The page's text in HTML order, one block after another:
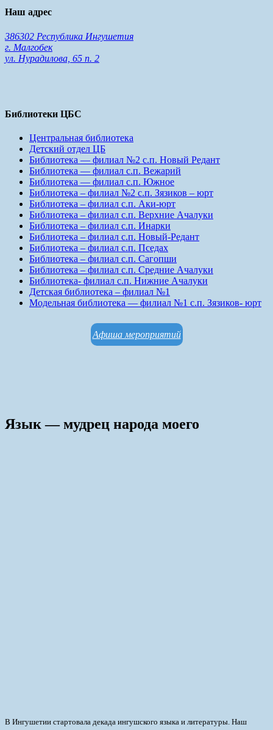
Наш адрес
386302 Республика Ингушетия
г. Малгобек
ул. Нурадилова, 65 п. 2
Библиотеки ЦБС
Центральная библиотека
Детский отдел ЦБ
Библиотека — филиал №2 с.п. Новый Редант
Библиотека — филиал с.п. Вежарий
Библиотека — филиал с.п. Южное
Библиотека – филиал №2 с.п. Зязиков – юрт
Библиотека – филиал с.п. Аки-юрт
Библиотека – филиал с.п. Верхние Ачалуки
Библиотека – филиал с.п. Инарки
Библиотека – филиал с.п. Новый-Редант
Библиотека – филиал с.п. Пседах
Библиотека – филиал с.п. Сагопши
Библиотека – филиал с.п. Средние Ачалуки
Библиотека- филиал с.п. Нижние Ачалуки
Детская библиотека – филиал №1
Модельная библиотека — филиал №1 с.п. Зязиков- юрт
Афиша мероприятий
Язык — мудрец народа моего
В Ингушетии стартовала декада ингушского языка и литературы. Наш